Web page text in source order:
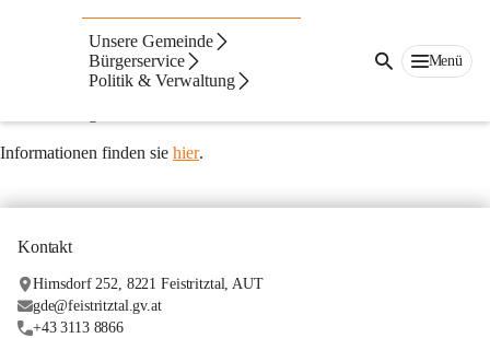
Unsere Gemeinde
Bürgerservice
Politik & Verwaltung
Menü
Führerschein
Führerschein, Ausbildung, Probeführerschein,
Scheckkartenführerschein, Führerscheinklassen,
Informationen finden sie hier.
Kontakt
Hirnsdorf 252, 8221 Feistritztal, AUT
gde@feistritztal.gv.at
+43 3113 8866